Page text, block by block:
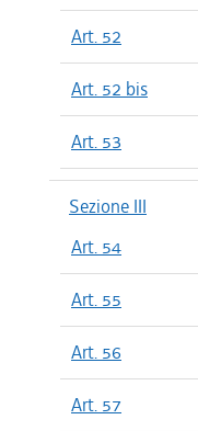
Art. 52
Art. 52 bis
Art. 53
Sezione III
Art. 54
Art. 55
Art. 56
Art. 57